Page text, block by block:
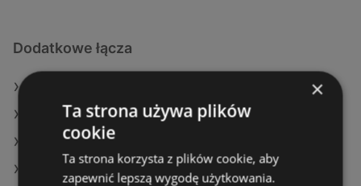
Dodatkowe łącza
Oferty Makro
Oferty Carrefour
Aktualne gazetki Dino
×
Ta strona używa plików
cookie
Ta strona korzysta z plików cookie, aby
zapewnić lepszą wygodę użytkowania.